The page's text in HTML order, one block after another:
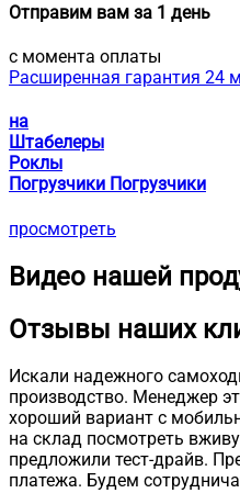
Отправим вам за 1 день
с момента оплаты
Расширенная гарантия 24
на
Штабелеры
Роклы
Погрузчики Погрузчики
просмотреть
Видео нашей
Отзывы наших
Искали надежного
производство. Менеджер
хороший вариант с
на склад посмотреть
предложили тест-драйв.
платежа. Будем